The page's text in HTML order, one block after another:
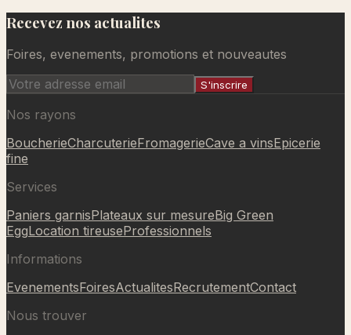
Ajouté au panier
Recevez nos actualites
Foires, evenements, promotions et nouveautes
S'inscrire
Nos rayons
BoucherieCharcuterieFromagerieCave a vinsEpicerie
fine
Services
Paniers garnisPlateaux sur mesureBig Green
EggLocation tireuseProfessionnels
Informations
EvenementsFoiresActualitesRecrutementContact
Nous trouver